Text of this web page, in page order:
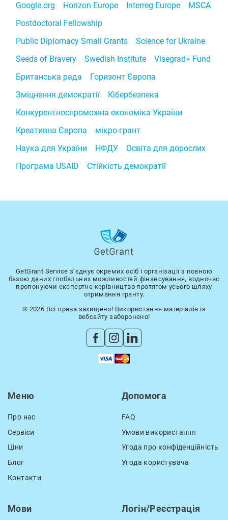
Google.org
Horizon Europe Interreg Europe
MSCA
Postdoctoral Fellowship
Public Diplomacy Small Grants
Science for Ukraine
Seeds of Bravery
Swedish Institute
Visegrad+ Fund
Британська рада
Горизонт Європа
Зміцнення демократії
Кібербезпека
Конкурентноспроможна економіка України
Креативна Європа
мікро-грант
Наука для України
НФДУ
Освіта для дорослих
Програма USAID
Стійкість демократії
GetGrant Service з’єднує окремих осіб і організації з повною
базою даних глобальних можливостей фінансування, водночас
пропонуючи експертне керівництво протягом усього шляху
отримання гранту.
© 2026 Всі права захищено! Використання матеріалів із
вебсайту заборонено!
Меню
Про нас
Сервіси
Ціни
Блог
Контакти
Допомога
FAQ
Умови використання
Угода про конфіденційність
Угода користувача
Мови Логін/Реєстрація